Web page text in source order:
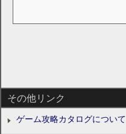
その他リンク
ゲーム攻略カタログについて